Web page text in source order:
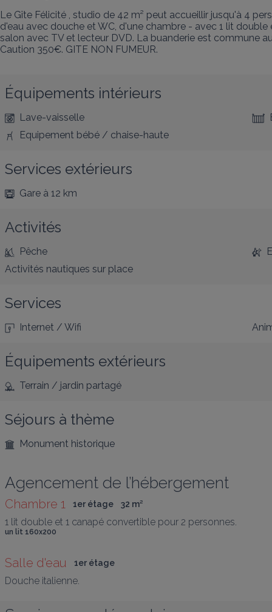
Le Gîte Félicité , studio de 42 m² peut accueillir jusqu'à 4
d'eau avec douche et WC, d'une chambre - avec 1 lit
salon avec TV et lecteur DVD. La buanderie est commune
Caution 350€. GITE NON FUMEUR.
Équipements intérieurs
Lave-vaisselle
Equipement bébé / chaise-haute
Services extérieurs
Gare à 12 km
Activités
Pêche
Activités nautiques sur place
Services
Internet / Wifi
Équipements extérieurs
Terrain / jardin partagé
Séjours à thème
Monument historique
Agencement de l’hébergement
Chambre 1 1er étage 32 m²
1 lit double et 1 canapé convertible pour 2 personnes.
un lit 160x200
Salle d'eau 1er étage
Douche italienne.